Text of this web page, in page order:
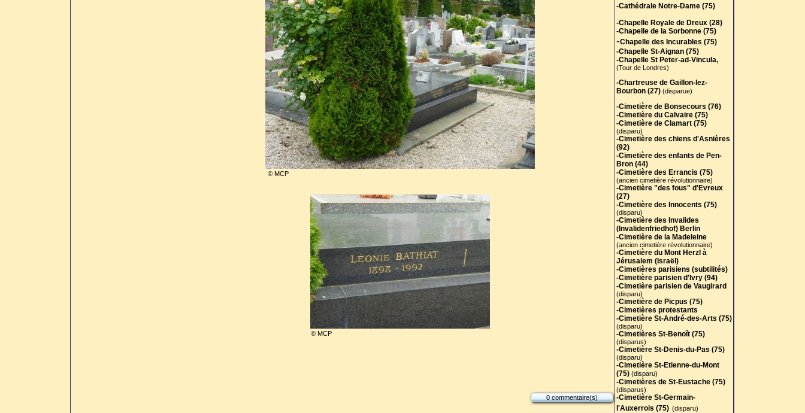
© MCP
© MCP
0 commentaire(s)
-Cathédrale Notre-Dame (75)
-Chapelle Royale de Dreux (28)
-Chapelle de la Sorbonne (75)
-Chapelle des Incurables (75)
-Chapelle St-Aignan (75)
-Chapelle St Peter-ad-Vincula,
(Tour de Londres)
-Chartreuse de Gaillon-lez-
Bourbon (27) (disparue)
-Cimetière de Bonsecours (76)
-Cimetière du Calvaire (75)
-Cimetière de Clamart (75)
(disparu)
-Cimetière des chiens d'Asnières
(92)
-Cimetière des enfants de Pen-
Bron (44)
-Cimetière des Errancis (75)
(ancien cimetière révolutionnaire)
-Cimetière "des fous" d'Evreux
(27)
-Cimetière des Innocents (75)
(disparu)
-Cimetière des Invalides
(Invalidenfriedhof) Berlin
-Cimetière de la Madeleine
(ancien cimetière révolutionnaire)
-Cimetière du Mont Herzl à
Jérusalem (Israël)
-Cimetières parisiens (subtilités)
-Cimetière parisien d'Ivry (94)
-Cimetière parisien de Vaugirard
(disparu)
-Cimetière de Picpus (75)
-Cimetières protestants
-Cimetière St-André-des-Arts (75)
(disparu)
-Cimetières St-Benoît (75)
(disparus)
-Cimetière St-Denis-du-Pas (75)
(disparu)
-Cimetière St-Etienne-du-Mont
(75) (disparu)
-Cimetières de St-Eustache (75)
(disparus)
-Cimetière St-Germain-
l'Auxerrois (75) (disparu)